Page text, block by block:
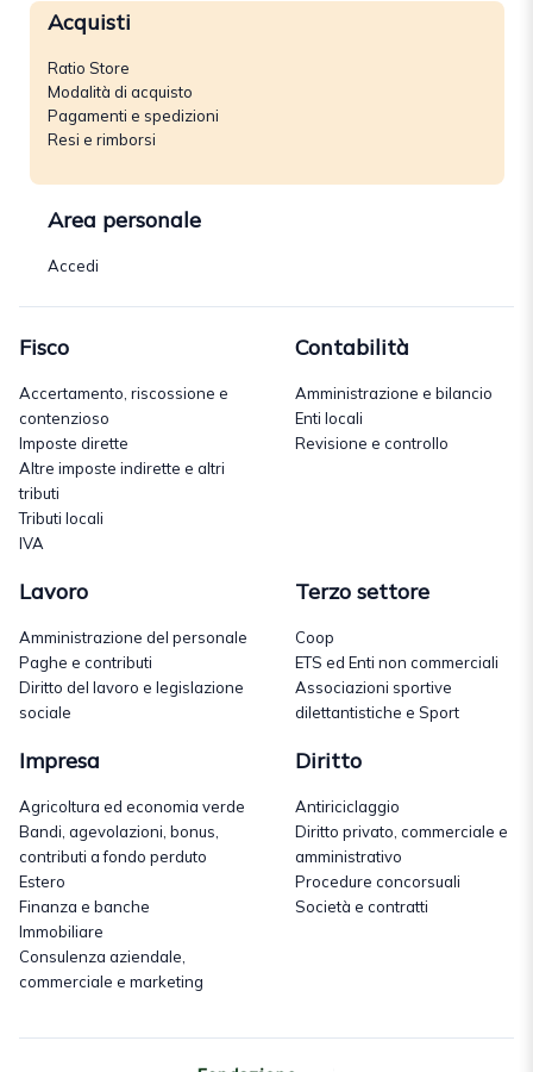
Acquisti
Ratio Store
Modalità di acquisto
Pagamenti e spedizioni
Resi e rimborsi
Area personale
Accedi
Fisco
Accertamento, riscossione e
contenzioso
Imposte dirette
Altre imposte indirette e altri
tributi
Tributi locali
IVA
Contabilità
Amministrazione e bilancio
Enti locali
Revisione e controllo
Lavoro
Amministrazione del personale
Paghe e contributi
Diritto del lavoro e legislazione
sociale
Terzo settore
Coop
ETS ed Enti non commerciali
Associazioni sportive
dilettantistiche e Sport
Impresa
Agricoltura ed economia verde
Bandi, agevolazioni, bonus,
contributi a fondo perduto
Estero
Finanza e banche
Immobiliare
Consulenza aziendale,
commerciale e marketing
Diritto
Antiriciclaggio
Diritto privato, commerciale e
amministrativo
Procedure concorsuali
Società e contratti